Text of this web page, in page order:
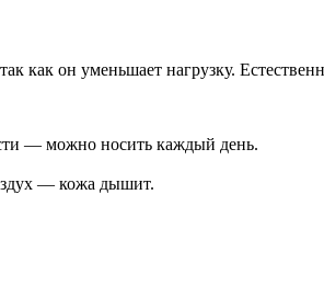
он уменьшает нагрузку.
— можно носить каждый день.
— кожа дышит.